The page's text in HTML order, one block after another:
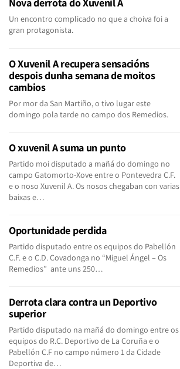
Un encontro complicado no que a choiva foi a
gran protagonista.
O Xuvenil A recupera sensacións
despois dunha semana de moitos
cambios
Por mor da San Martiño, o tivo lugar este
domingo pola tarde no campo dos Remedios.
O xuvenil A suma un punto
Partido moi disputado a mañá do domingo no
campo Gatomorto-Xove entre o Pontevedra C.F.
e o noso Xuvenil A. Os nosos chegaban con varias
baixas e…
Oportunidade perdida
Partido disputado entre os equipos do Pabellón
C.F. e o C.D. Covadonga no “Miguel Ángel – Os
Remedios” ante uns 250…
Derrota clara contra un Deportivo
superior
Partido disputado na mañá do domingo entre os
equipos do R.C. Deportivo de La Coruña e o
Pabellón C.F no campo número 1 da Cidade
Deportiva de…